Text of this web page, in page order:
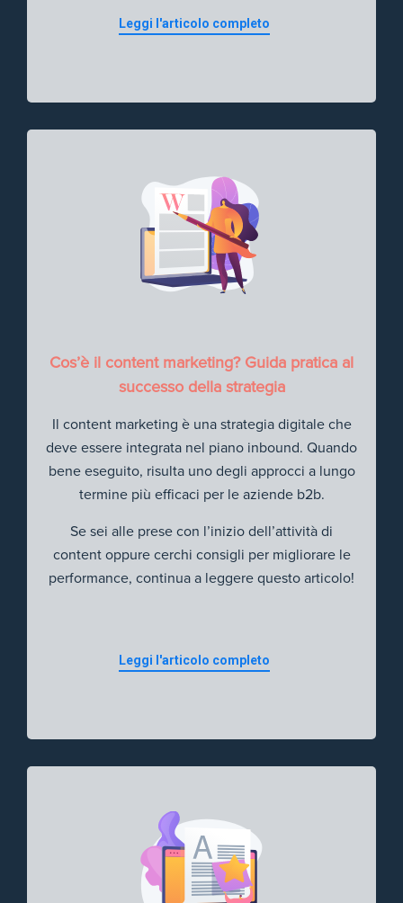
Leggi l'articolo completo
Cos’è il content marketing? Guida pratica al
successo della strategia
Il content marketing è una strategia digitale che
deve essere integrata nel piano inbound. Quando
bene eseguito, risulta uno degli approcci a lungo
termine più efficaci per le aziende b2b.
Se sei alle prese con l’inizio dell’attività di
content oppure cerchi consigli per migliorare le
performance, continua a leggere questo articolo!
Leggi l'articolo completo